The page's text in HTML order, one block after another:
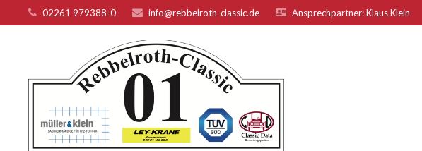
02261 979388-0 info@rebbelroth-classic.de Ansprechpartner: Klaus Klein